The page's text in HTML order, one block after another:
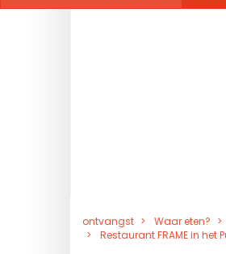
ontvangst Waar eten?
Restaurant FRAME in